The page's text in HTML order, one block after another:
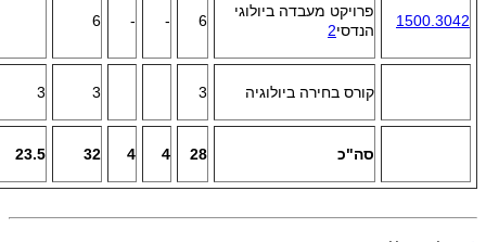
1500.3042
פרויקט מעבדה ביולוגי
הנדסי2
6
-
-
6
קורס בחירה ביולוגיה 3
3
3
סה"כ 28
4
4
32
23.5